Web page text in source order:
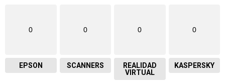
0
EPSON
0
SCANNERS
0
REALIDAD
VIRTUAL
0
KASPERSKY